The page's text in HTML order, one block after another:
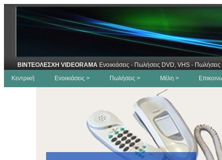
ΒΙΝΤΕΟΛΕΣΧΗ VIDEORAMA Ενοικιάσεις - Πωλήσεις DVD, VHS -
Κεντρική
Ενοικιάσεις > Πωλήσεις > Μέλη >